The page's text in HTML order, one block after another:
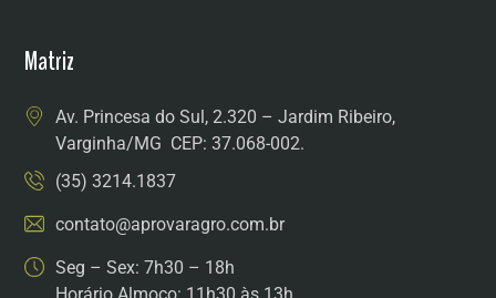
Matriz
Av. Princesa do Sul, 2.320 – Jardim Ribeiro,
Varginha/MG CEP: 37.068-002.
(35) 3214.1837
contato@aprovaragro.com.br
Seg – Sex: 7h30 – 18h